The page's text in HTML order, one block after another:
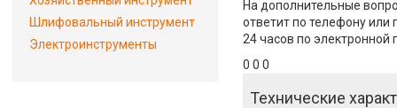
На дополнительные
ответит по телефону или
24 часов по электронной
0 0 0
Технические
Шлифовальный инструмент
Электроинструменты